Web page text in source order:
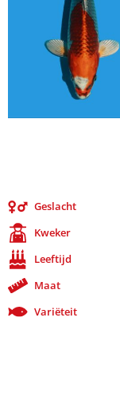
Geslacht
Kweker
Leeftijd
Maat
Variëteit